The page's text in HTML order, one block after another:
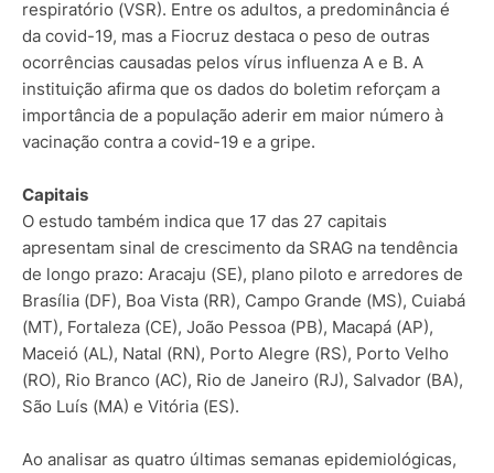
respiratório (VSR). Entre os adultos, a predominância é
da covid-19, mas a Fiocruz destaca o peso de outras
ocorrências causadas pelos vírus influenza A e B. A
instituição afirma que os dados do boletim reforçam a
importância de a população aderir em maior número à
vacinação contra a covid-19 e a gripe.
Capitais
O estudo também indica que 17 das 27 capitais
apresentam sinal de crescimento da SRAG na tendência
de longo prazo: Aracaju (SE), plano piloto e arredores de
Brasília (DF), Boa Vista (RR), Campo Grande (MS), Cuiabá
(MT), Fortaleza (CE), João Pessoa (PB), Macapá (AP),
Maceió (AL), Natal (RN), Porto Alegre (RS), Porto Velho
(RO), Rio Branco (AC), Rio de Janeiro (RJ), Salvador (BA),
São Luís (MA) e Vitória (ES).
Ao analisar as quatro últimas semanas epidemiológicas,